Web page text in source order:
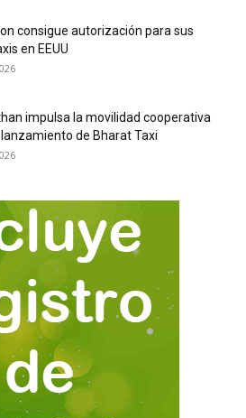
consigue autorización para sus
en EEUU
impulsa la movilidad cooperativa
de Bharat Taxi